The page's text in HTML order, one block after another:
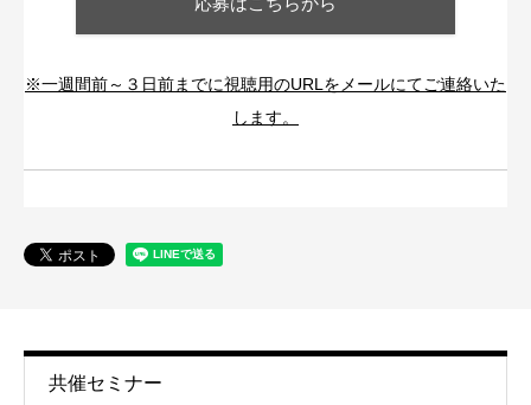
※一週間前～３日前までに視聴用のURLをメールにてご連絡いた
します。
共催セミナー